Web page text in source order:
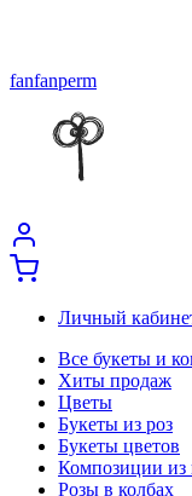
fanfanperm
Личный
Все букеты и
Хиты продаж
Цветы
Букеты из роз
Букеты цветов
Композиции из
Розы в колбах